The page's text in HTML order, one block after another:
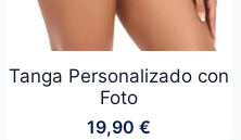
Tanga Personalizado con
Foto
19,90 €